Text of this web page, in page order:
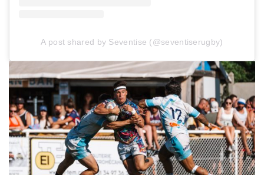
A post shared by Seventise (@seventiserugby)